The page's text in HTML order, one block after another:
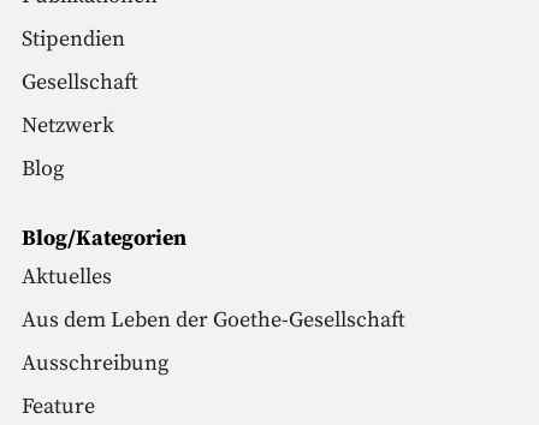
Stipendien
Gesellschaft
Netzwerk
Blog
Blog/Kategorien
Aktuelles
Aus dem Leben der Goethe-Gesellschaft
Ausschreibung
Feature